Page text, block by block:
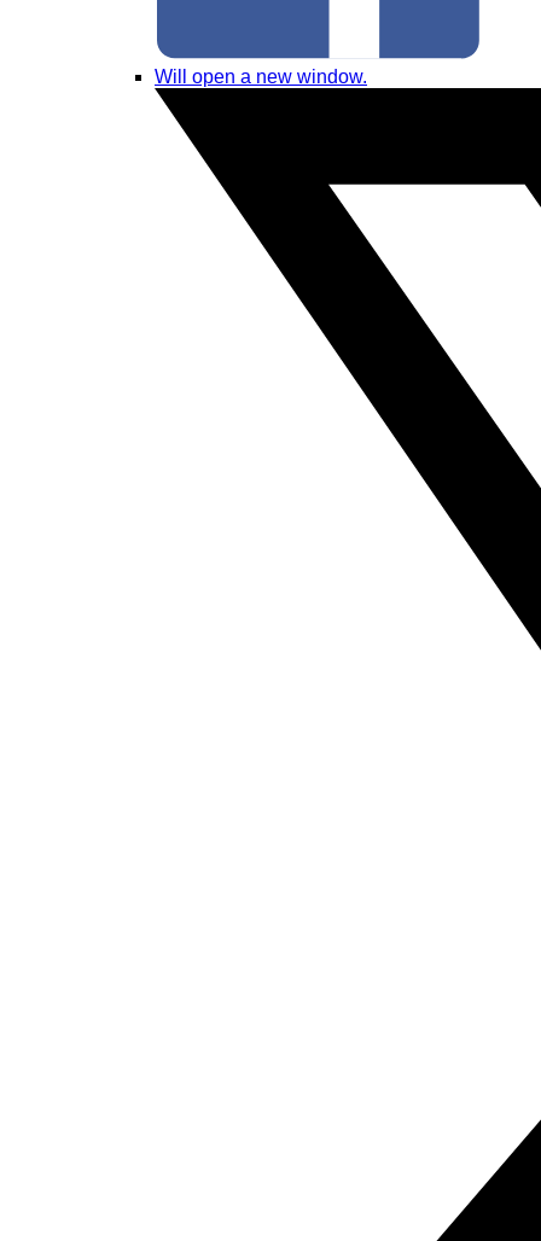
Will open a new window.